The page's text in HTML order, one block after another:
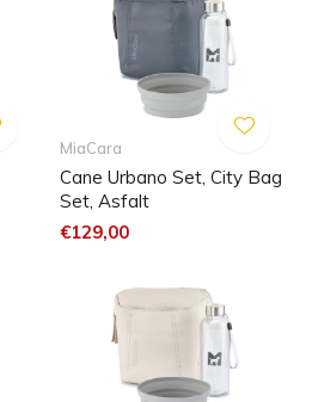
MiaCara
Cane Urbano Set, City Bag
Set, Asfalt
€129,00